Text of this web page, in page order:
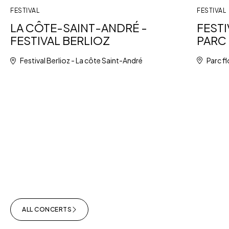
FESTIVAL
LA CÔTE-SAINT-ANDRÉ -
FESTIVAL BERLIOZ
Festival Berlioz - La côte Saint-André
FESTIVAL
Parc
ALL CONCERTS